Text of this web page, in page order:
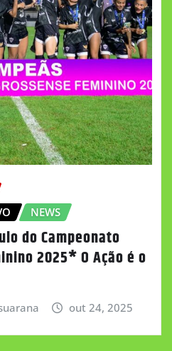
NEWS
do Campeonato
2025* O Ação é o
out 24, 2025